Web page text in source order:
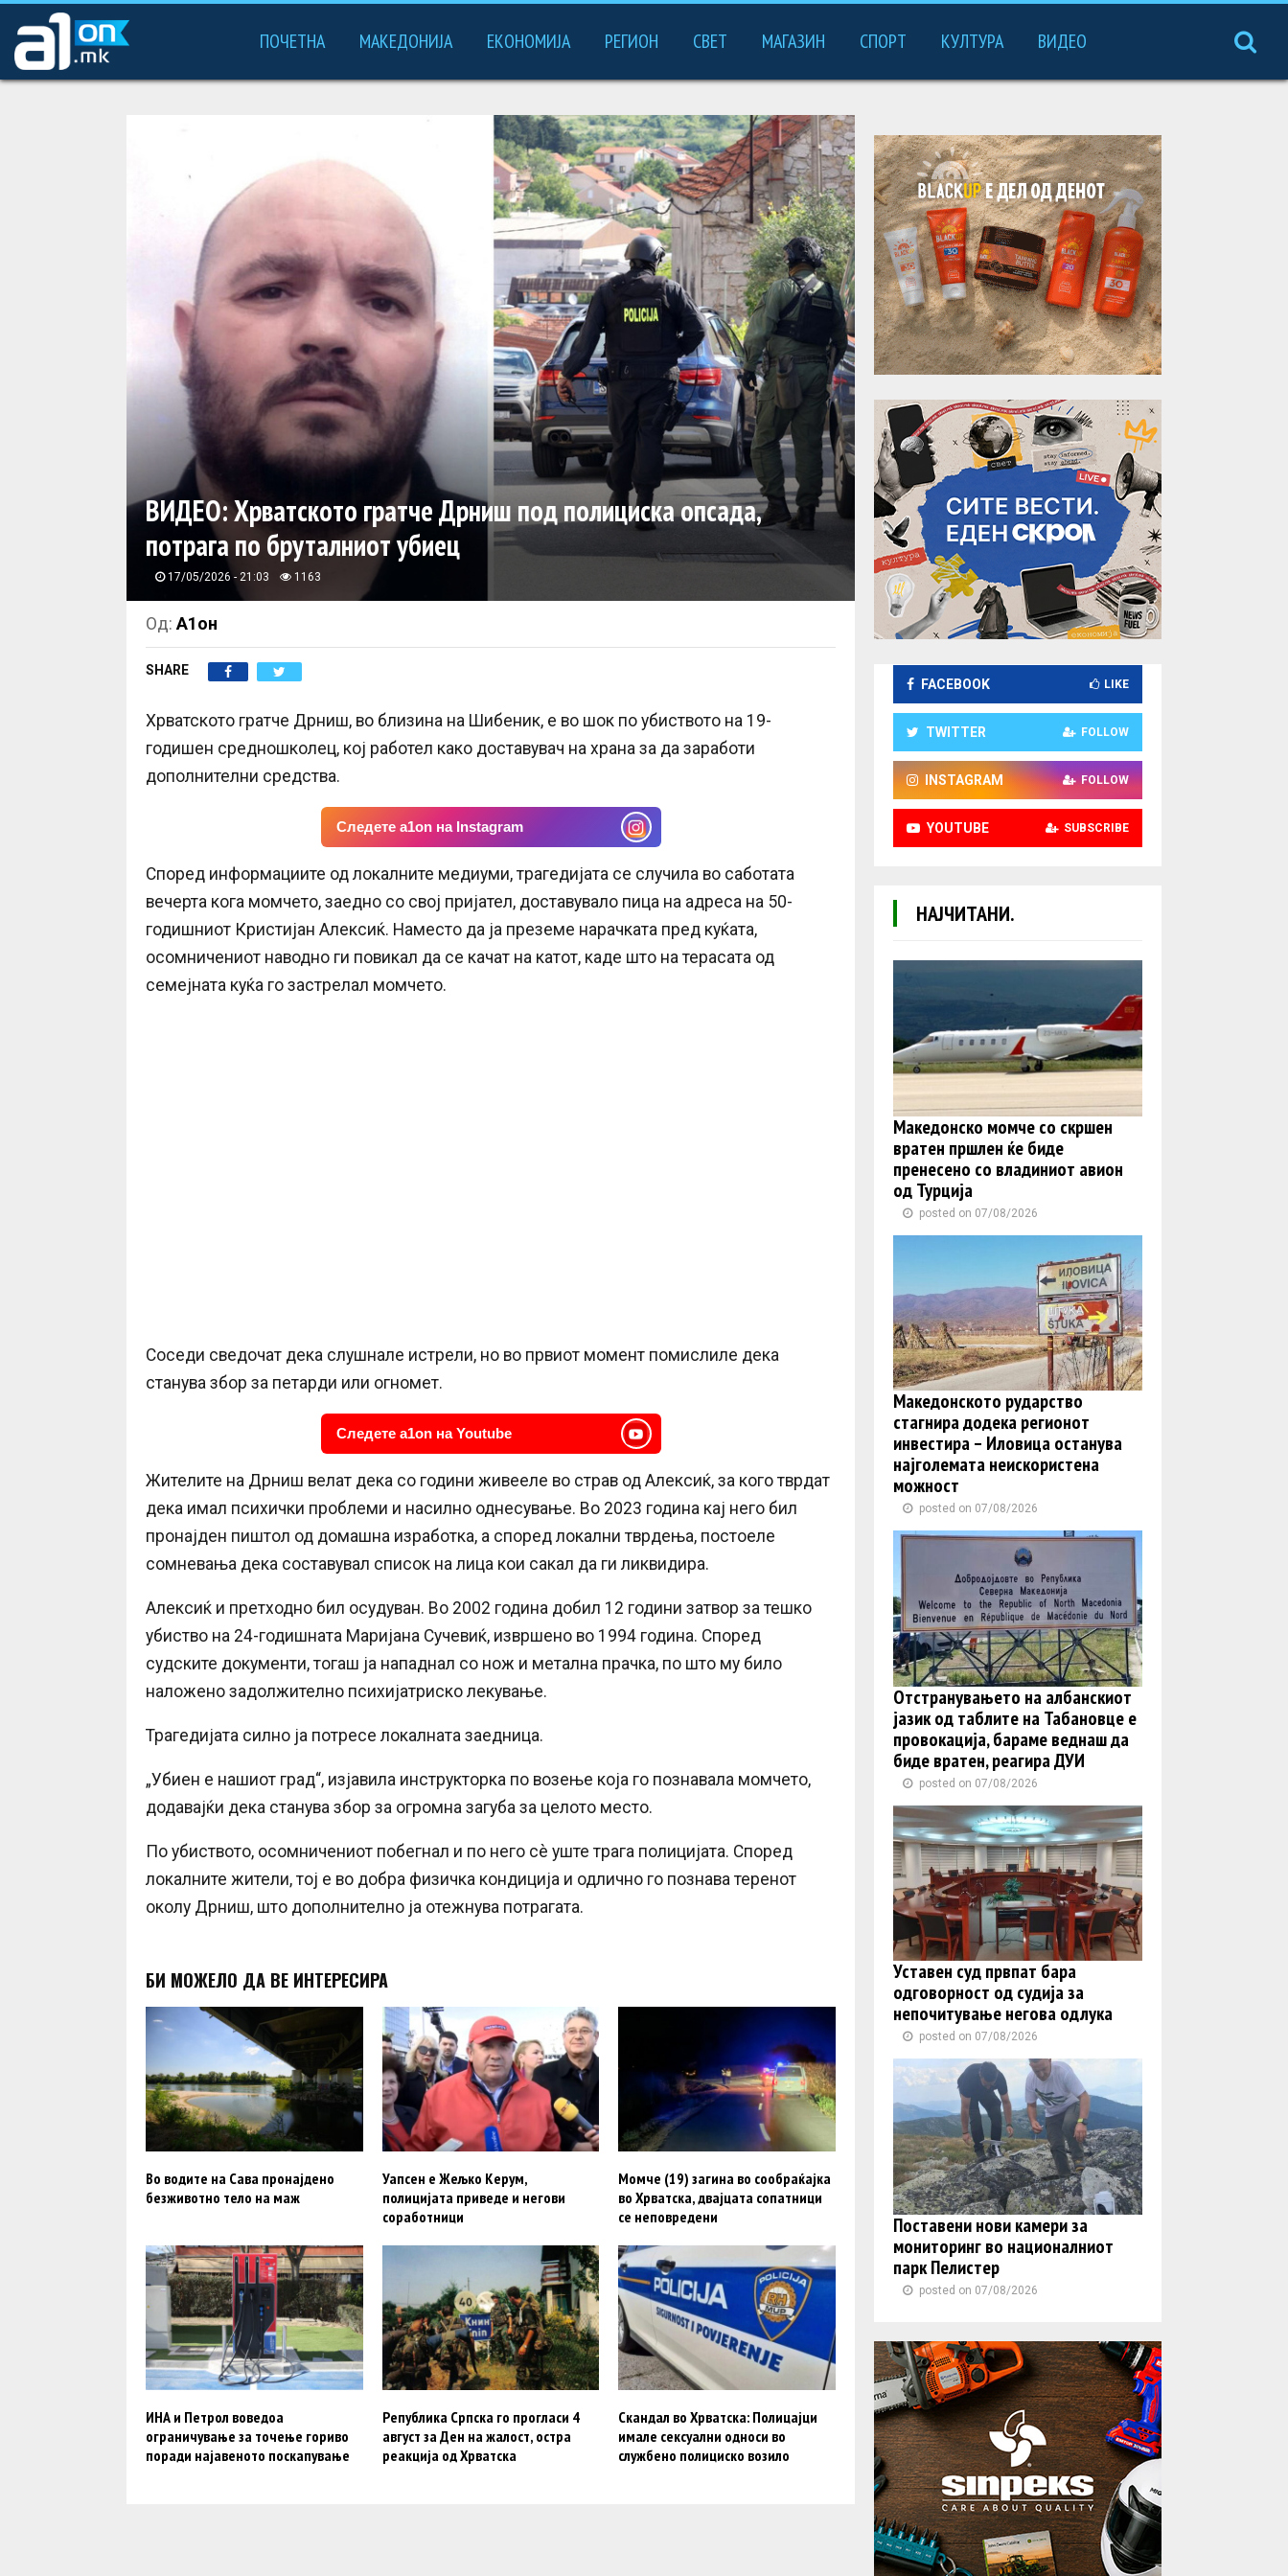
ПОЧЕТНА МАКЕДОНИЈА ЕКОНОМИЈА РЕГИОН СВЕТ МАГАЗИН СПОРТ КУЛТУРА ВИДЕО
ВИДЕО: Хрватското гратче Дрниш под полициска опсада,
потрага по бруталниот убиец
17/05/2026 - 21:03 1163
Од: А1он
SHARE
Хрватското гратче Дрниш, во близина на Шибеник, е во шок по убиството на 19-
годишен средношколец, кој работел како доставувач на храна за да заработи
дополнителни средства.
Следете a1on на Instagram
Според информациите од локалните медиуми, трагедијата се случила во саботата
вечерта кога момчето, заедно со свој пријател, доставувало пица на адреса на 50-
годишниот Кристијан Алексиќ. Наместо да ја преземе нарачката пред куќата,
осомничениот наводно ги повикал да се качат на катот, каде што на терасата од
семејната куќа го застрелал момчето.
Соседи сведочат дека слушнале истрели, но во првиот момент помислиле дека
станува збор за петарди или огномет.
Следете a1on на Youtube
Жителите на Дрниш велат дека со години живееле во страв од Алексиќ, за кого тврдат
дека имал психички проблеми и насилно однесување. Во 2023 година кај него бил
пронајден пиштол од домашна изработка, а според локални тврдења, постоеле
сомневања дека составувал список на лица кои сакал да ги ликвидира.
Алексиќ и претходно бил осудуван. Во 2002 година добил 12 години затвор за тешко
убиство на 24-годишната Маријана Сучевиќ, извршено во 1994 година. Според
судските документи, тогаш ја нападнал со нож и метална прачка, по што му било
наложено задолжително психијатриско лекување.
Трагедијата силно ја потресе локалната заедница.
„Убиен е нашиот град“, изјавила инструкторка по возење која го познавала момчето,
додавајќи дека станува збор за огромна загуба за целото место.
По убиството, осомничениот побегнал и по него сè уште трага полицијата. Според
локалните жители, тој е во добра физичка кондиција и одлично го познава теренот
околу Дрниш, што дополнително ја отежнува потрагата.
БИ МОЖЕЛО ДА ВЕ ИНТЕРЕСИРА
Во водите на Сава пронајдено
безживотно тело на маж
Уапсен е Жељко Керум,
полицијата приведе и негови
соработници
Момче (19) загина во сообраќајка
во Хрватска, двајцата сопатници
се неповредени
ИНА и Петрол воведоа
ограничување за точење гориво
поради најавеното поскапување
Република Српска го прогласи 4
август за Ден на жалост, остра
реакција од Хрватска
Скандал во Хрватска: Полицајци
имале сексуални односи во
службено полициско возило
FACEBOOK LIKE
TWITTER FOLLOW
INSTAGRAM FOLLOW
YOUTUBE SUBSCRIBE
НАЈЧИТАНИ.
Македонско момче со скршен
вратен пршлен ќе биде
пренесено со владиниот авион
од Турција
posted on 07/08/2026
Македонското рударство
стагнира додека регионот
инвестира – Иловица останува
најголемата неискористена
можност
posted on 07/08/2026
Отстранувањето на албанскиот
јазик од таблите на Табановце е
провокација, бараме веднаш да
биде вратен, реагира ДУИ
posted on 07/08/2026
Уставен суд првпат бара
одговорност од судија за
непочитување негова одлука
posted on 07/08/2026
Поставени нови камери за
мониторинг во националниот
парк Пелистер
posted on 07/08/2026